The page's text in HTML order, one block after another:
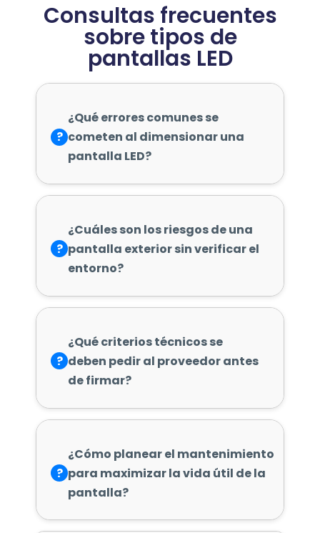
Consultas frecuentes
sobre tipos de
pantallas LED
?
¿Qué errores comunes se
cometen al dimensionar una
pantalla LED?
?
¿Cuáles son los riesgos de una
pantalla exterior sin verificar el
entorno?
?
¿Qué criterios técnicos se
deben pedir al proveedor antes
de firmar?
?
¿Cómo planear el mantenimiento
para maximizar la vida útil de la
pantalla?